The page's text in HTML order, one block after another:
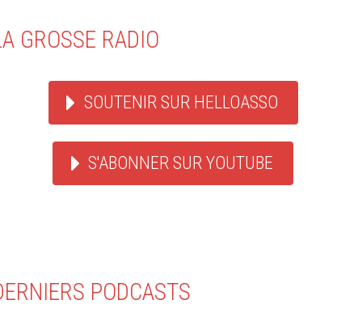
GROSSE RADIO
SOUTENIR SUR HELLOASSO
S'ABONNER SUR YOUTUBE
PODCASTS